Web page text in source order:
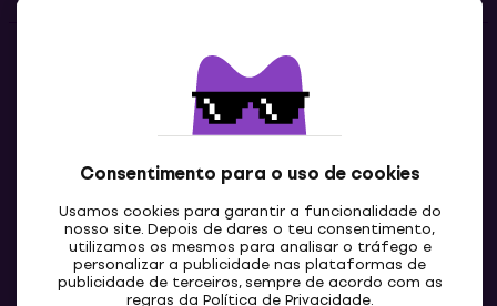
Consentimento para o uso de cookies
Usamos cookies para garantir a funcionalidade do
nosso site. Depois de dares o teu consentimento,
utilizamos os mesmos para analisar o tráfego e
personalizar a publicidade nas plataformas de
publicidade de terceiros, sempre de acordo com as
regras da Política de Privacidade.
Contatos
Contacta-nos